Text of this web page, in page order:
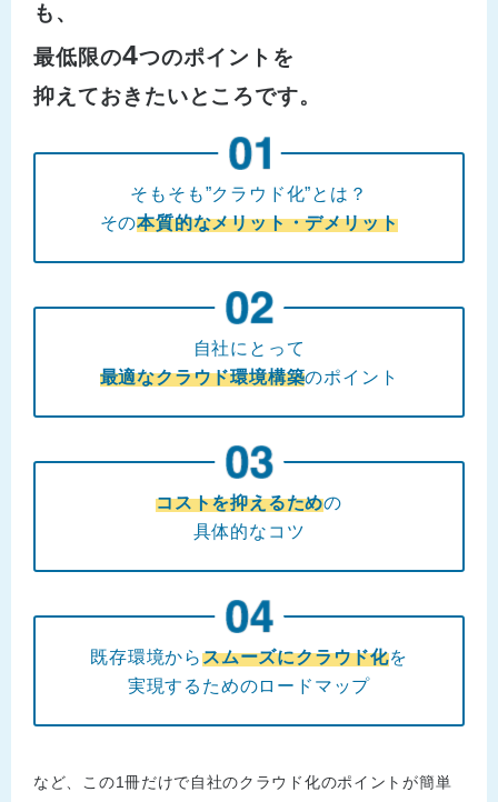
も、
最低限の4つのポイントを
抑えておきたいところです。
そもそも”クラウド化”とは？
その本質的なメリット・デメリット
自社にとって
最適なクラウド環境構築のポイント
コストを抑えるための
具体的なコツ
既存環境からスムーズにクラウド化を
実現するためのロードマップ
など、この1冊だけで自社のクラウド化のポイントが簡単